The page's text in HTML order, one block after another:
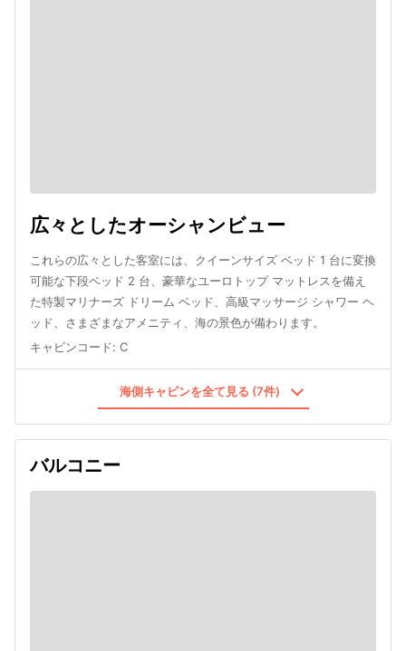
広々としたオーシャンビュー
これらの広々とした客室には、クイーンサイズ ベッド 1 台に変換
可能な下段ベッド 2 台、豪華なユーロトップ マットレスを備え
た特製マリナーズ ドリーム ベッド、高級マッサージ シャワー ヘ
ッド、さまざまなアメニティ、海の景色が備わります。
キャビンコード: C
海側キャビンを全て見る (7件)
バルコニー